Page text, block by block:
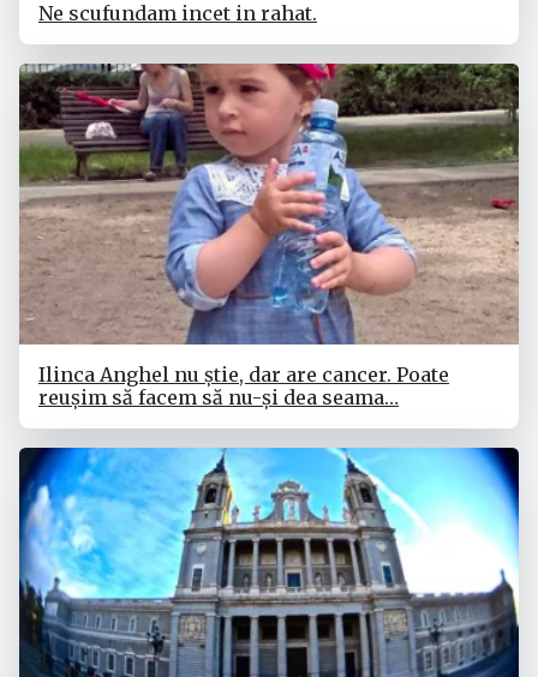
Ne scufundam incet in rahat.
Ilinca Anghel nu știe, dar are cancer. Poate
reușim să facem să nu-și dea seama…